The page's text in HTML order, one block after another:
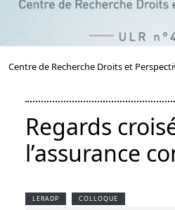
Centre de Recherche Droits et
Regards
l’assurance
LERADP COLLOQUE